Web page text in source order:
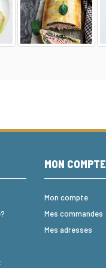
MON COMPTE
Mon compte
Mes commandes
Mes adresses